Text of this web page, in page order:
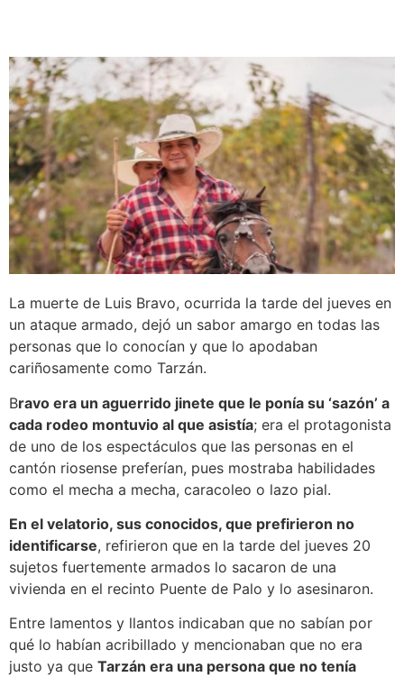
La muerte de Luis Bravo, ocurrida la tarde del jueves en
un ataque armado, dejó un sabor amargo en todas las
personas que lo conocían y que lo apodaban
cariñosamente como Tarzán.
Bravo era un aguerrido jinete que le ponía su ‘sazón’ a
cada rodeo montuvio al que asistía; era el protagonista
de uno de los espectáculos que las personas en el
cantón riosense preferían, pues mostraba habilidades
como el mecha a mecha, caracoleo o lazo pial.
En el velatorio, sus conocidos, que prefirieron no
identificarse, refirieron que en la tarde del jueves 20
sujetos fuertemente armados lo sacaron de una
vivienda en el recinto Puente de Palo y lo asesinaron.
Entre lamentos y llantos indicaban que no sabían por
qué lo habían acribillado y mencionaban que no era
justo ya que Tarzán era una persona que no tenía